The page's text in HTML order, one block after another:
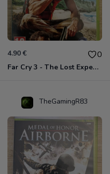
4.90 € 0
Far Cry 3 - The Lost Expeditions - Edition Spéciale Xbox 360
TheGamingR83